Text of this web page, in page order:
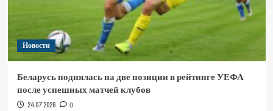
Новости
Беларусь поднялась на две позиции в рейтинге УЕФА
после успешных матчей клубов
24.07.2026 0